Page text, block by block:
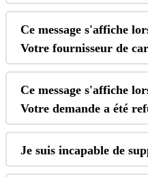
Ce message s'affiche
Votre fournisseur de
Ce message s'affiche
Votre demande a été
Je suis incapable de